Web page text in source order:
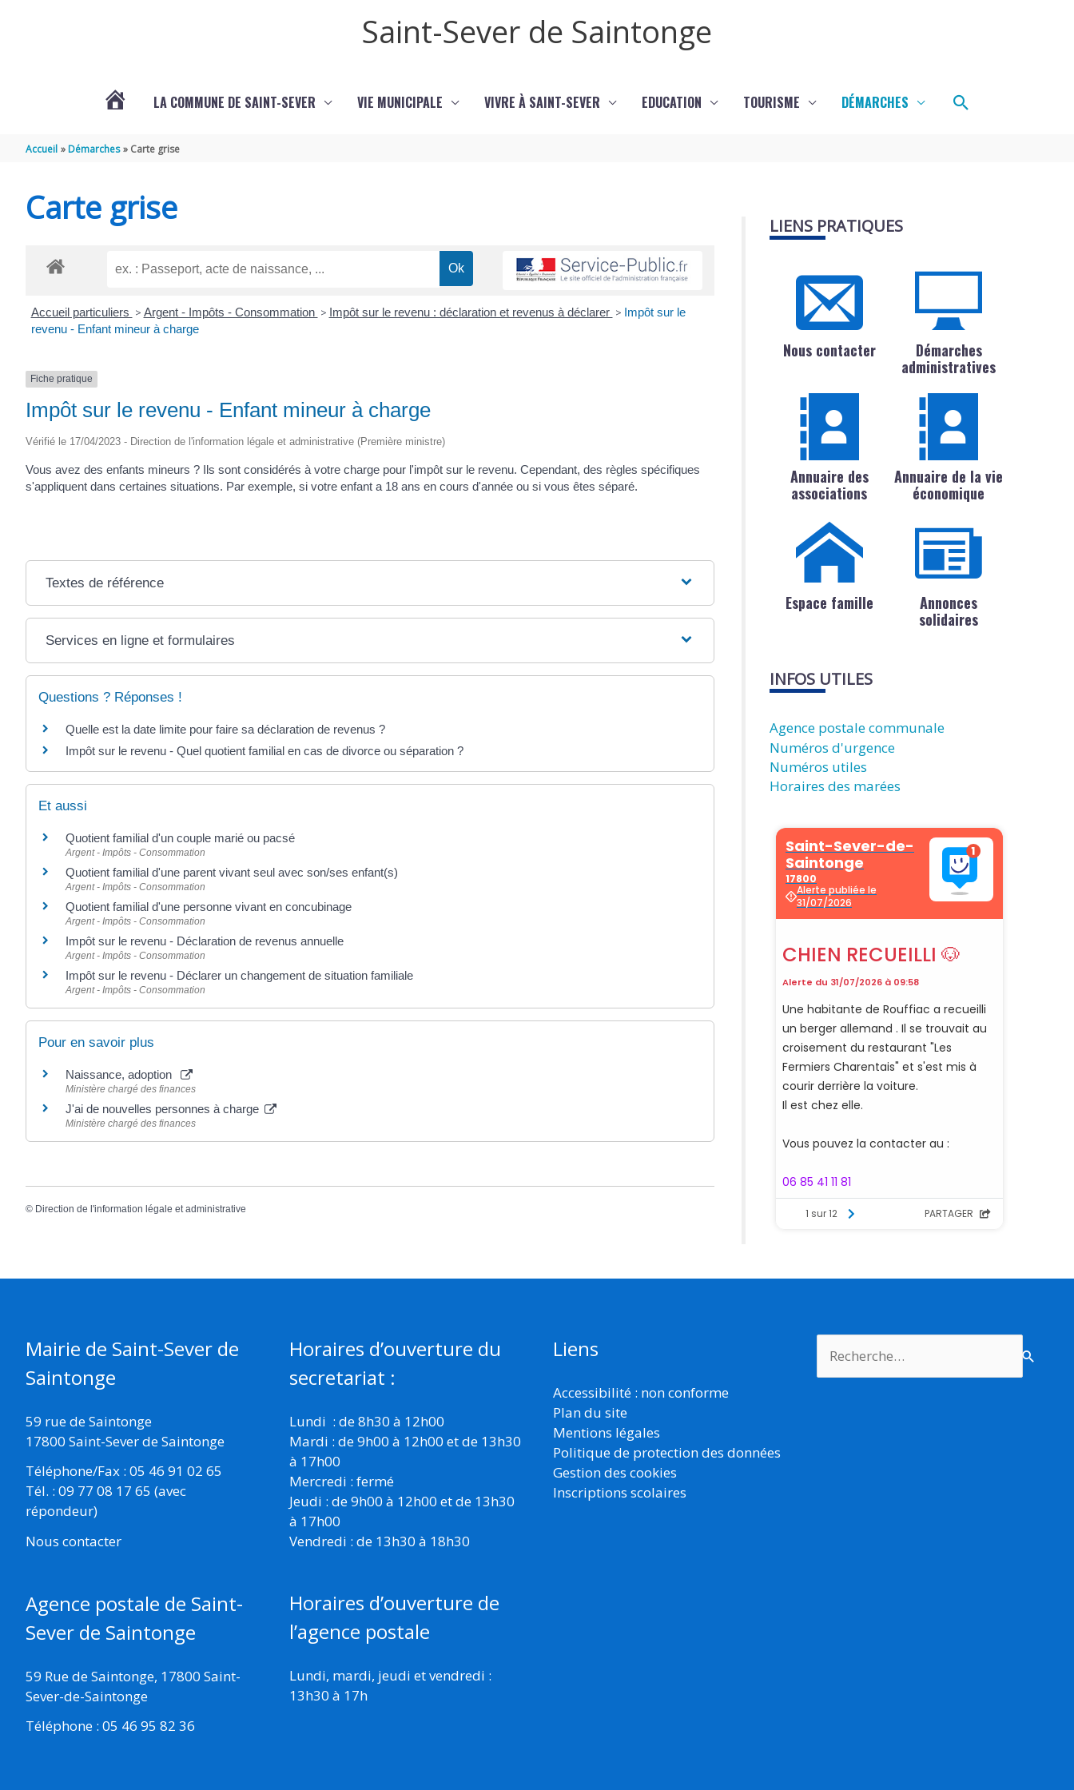
Saint-Sever de Saintonge
SAINT-
DE
LA COMMUNE DE SAINT-SEVER VIE MUNICIPALE VIVRE À SAINT-SEVER EDUCATION TOURISME DÉMARCHES Rechercher
Accueil Démarches Carte grise
Carte grise
Accueil particuliers > Argent - Impôts - Consommation > Impôt sur le revenu : déclaration et revenus à déclarer > Impôt sur le
revenu - Enfant mineur à charge
Fiche pratique
Impôt sur le revenu - Enfant mineur à charge
Vérifié le 17/04/2023 - Direction de l'information légale et administrative (Première ministre)
Vous avez des enfants mineurs ? Ils sont considérés à votre charge pour l'impôt sur le revenu. Cependant, des règles spécifiques
s'appliquent dans certaines situations. Par exemple, si votre enfant a 18 ans en cours d'année ou si vous êtes séparé.
Textes de référence
Services en ligne et formulaires
Questions ? Réponses !
Quelle est la date limite pour faire sa déclaration de revenus ?
Impôt sur le revenu - Quel quotient familial en cas de divorce ou séparation ?
Et aussi
Quotient familial d'un couple marié ou pacsé
Argent - Impôts - Consommation
Quotient familial d'une parent vivant seul avec son/ses enfant(s)
Argent - Impôts - Consommation
Quotient familial d'une personne vivant en concubinage
Argent - Impôts - Consommation
Impôt sur le revenu - Déclaration de revenus annuelle
Argent - Impôts - Consommation
Impôt sur le revenu - Déclarer un changement de situation familiale
Argent - Impôts - Consommation
Pour en savoir plus
Naissance, adoption
Ministère chargé des finances
J'ai de nouvelles personnes à charge
Ministère chargé des finances
© Direction de l'information légale et administrative
LIENS PRATIQUES
Nous contacter
Démarches
administratives
Annuaire des
associations
Annuaire de la vie
économique
Espace famille
Annonces
solidaires
INFOS UTILES
Agence postale communale
Numéros d'urgence
Numéros utiles
Horaires des marées
Mairie de Saint-Sever de
Saintonge
59 rue de Saintonge
17800 Saint-Sever de Saintonge
Téléphone/Fax : 05 46 91 02 65
Tél. : 09 77 08 17 65 (avec
répondeur)
Nous contacter
Agence postale de Saint-
Sever de Saintonge
59 Rue de Saintonge, 17800 Saint-
Sever-de-Saintonge
Téléphone : 05 46 95 82 36
Horaires d’ouverture du
secretariat :
Lundi : de 8h30 à 12h00
Mardi : de 9h00 à 12h00 et de 13h30
à 17h00
Mercredi : fermé
Jeudi : de 9h00 à 12h00 et de 13h30
à 17h00
Vendredi : de 13h30 à 18h30
Horaires d’ouverture de
l’agence postale
Lundi, mardi, jeudi et vendredi :
13h30 à 17h
Liens
Accessibilité : non conforme
Plan du site
Mentions légales
Politique de protection des données
Gestion des cookies
Inscriptions scolaires